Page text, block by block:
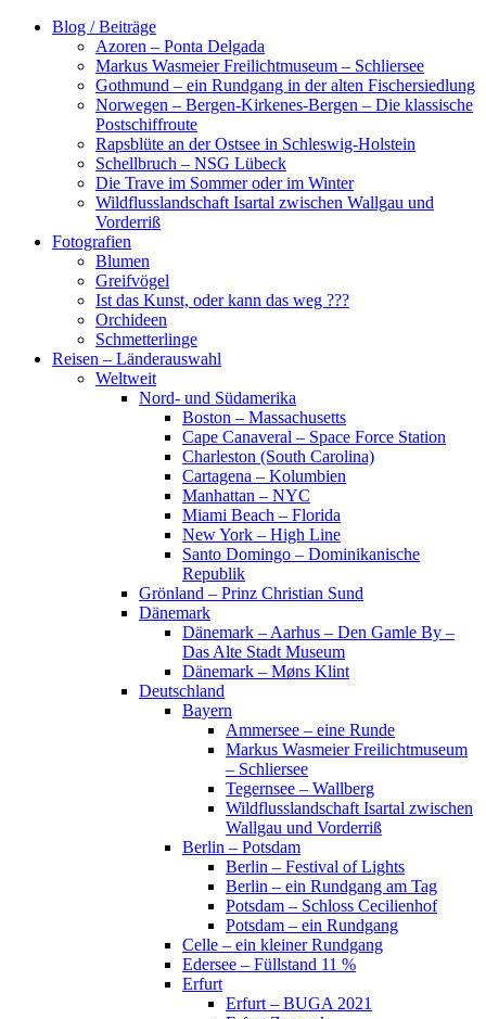
Zum
Blog / Beiträge
Azoren – Ponta Delgada
Markus Wasmeier Freilichtmuseum – Schliersee
Gothmund – ein Rundgang in der alten Fischersiedlung
Norwegen – Bergen-Kirkenes-Bergen – Die klassische
Postschiffroute
Rapsblüte an der Ostsee in Schleswig-Holstein
Schellbruch – NSG Lübeck
Die Trave im Sommer oder im Winter
Wildflusslandschaft Isartal zwischen Wallgau und
Vorderriß
Fotografien
Blumen
Greifvögel
Ist das Kunst, oder kann das weg ???
Orchideen
Schmetterlinge
Reisen – Länderauswahl
Weltweit
Nord- und Südamerika
Boston – Massachusetts
Cape Canaveral – Space Force Station
Charleston (South Carolina)
Cartagena – Kolumbien
Manhattan – NYC
Miami Beach – Florida
New York – High Line
Santo Domingo – Dominikanische
Republik
Grönland – Prinz Christian Sund
Dänemark
Dänemark – Aarhus – Den Gamle By –
Das Alte Stadt Museum
Dänemark – Møns Klint
Deutschland
Bayern
Ammersee – eine Runde
Markus Wasmeier Freilichtmuseum
– Schliersee
Tegernsee – Wallberg
Wildflusslandschaft Isartal zwischen
Wallgau und Vorderriß
Berlin – Potsdam
Berlin – Festival of Lights
Berlin – ein Rundgang am Tag
Potsdam – Schloss Cecilienhof
Potsdam – ein Rundgang
Celle – ein kleiner Rundgang
Edersee – Füllstand 11 %
Erfurt
Erfurt – BUGA 2021